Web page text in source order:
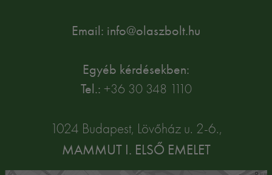
Email: info@olaszbolt.hu
Egyéb kérdésekben:
Tel.: +36 30 348 1110
1024 Budapest, Lövőház u. 2-6.,
MAMMUT I. ELSŐ EMELET